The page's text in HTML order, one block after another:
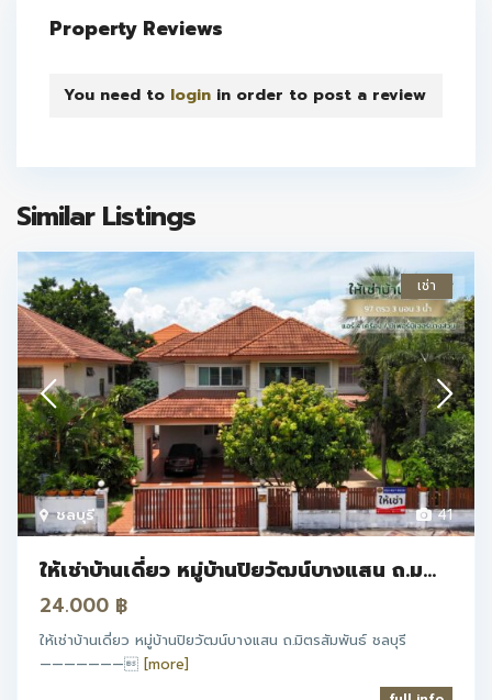
Property Reviews
You need to login in order to post a review
Similar Listings
41
ชลบุรี
เช่า
ให้เช่าบ้านเดี่ยว หมู่บ้านปิยวัฒน์บางแสน ถ.ม...
24.000 ฿
ให้เช่าบ้านเดี่ยว หมู่บ้านปิยวัฒน์บางแสน ถ.มิตรสัมพันธ์ ชลบุรี
——————— [more]